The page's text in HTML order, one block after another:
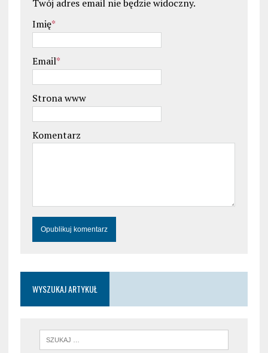
Twój adres email nie będzie widoczny.
Imię*
Email*
Strona www
Komentarz
WYSZUKAJ ARTYKUŁ